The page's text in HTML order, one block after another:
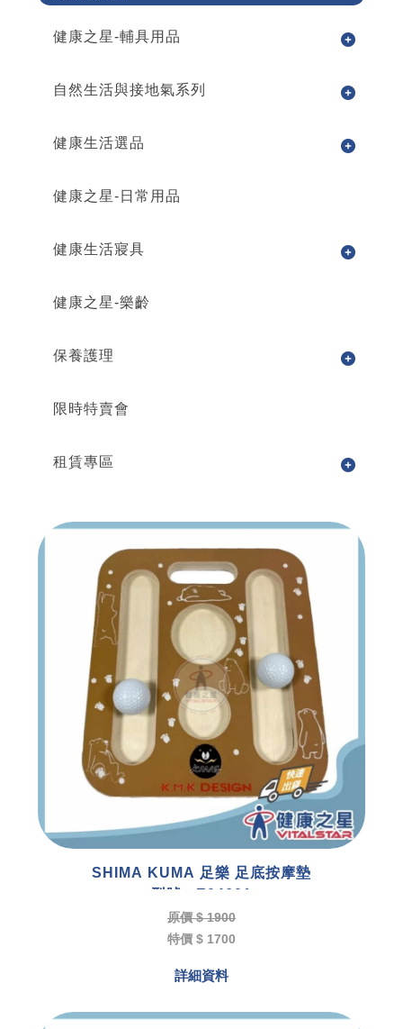
健康之星-輔具用品
自然生活與接地氣系列
健康生活選品
健康之星-日常用品
健康生活寢具
健康之星-樂齡
保養護理
限時特賣會
租賃專區
SHIMA KUMA 足樂 足底按摩墊
型號 : E04601
原價 $ 1900
特價 $ 1700
詳細資料